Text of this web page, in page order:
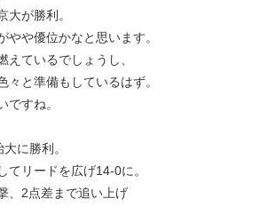
大が勝利。
やや優位かなと思います。
えているでしょうし、
々と準備もしているはず。
ですね。
に勝利。
てリードを広げ14-0に。
、2点差まで追い上げ